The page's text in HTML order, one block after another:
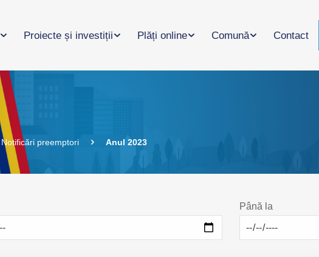
Proiecte și investiții Plăți online Comună Contact
Notificări preemptori Anul 2023
Până la